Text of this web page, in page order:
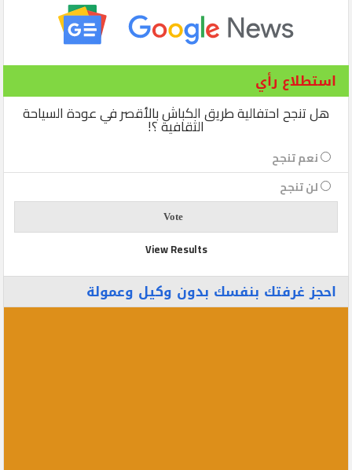
استطلاع رأي
هل تنجح احتفالية طريق الكباش بالأقصر في عودة السياحة
الثقافية ؟!
نعم تنجح
لن تنجح
View Results
احجز غرفتك بنفسك بدون وكيل وعمولة